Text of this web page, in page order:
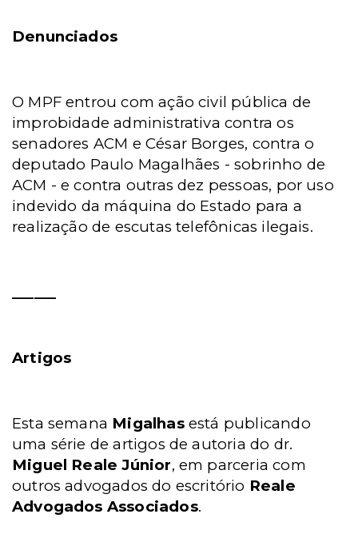
Denunciados
O MPF entrou com ação civil pública de
improbidade administrativa contra os
senadores ACM e César Borges, contra o
deputado Paulo Magalhães - sobrinho de
ACM - e contra outras dez pessoas, por uso
indevido da máquina do Estado para a
realização de escutas telefônicas ilegais.
Artigos
Esta semana Migalhas está publicando
uma série de artigos de autoria do dr.
Miguel Reale Júnior, em parceria com
outros advogados do escritório Reale
Advogados Associados.